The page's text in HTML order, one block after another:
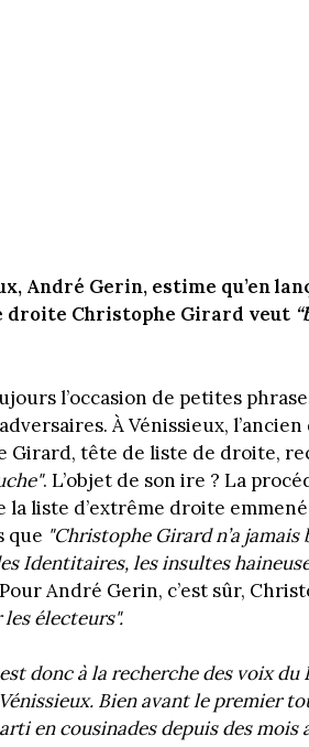
André Gerin, estime qu’en
droite Christophe Girard veut
l’occasion de petites
À Vénissieux,
Girard, tête de liste de droite,
. L’objet de son ire ? La
liste d’extrême droite
que "Christophe Girard n’a
Identitaires, les insultes
André Gerin, c’est sûr,
électeurs".
donc à la recherche des voix
Bien avant le premier
en cousinades depuis des mois